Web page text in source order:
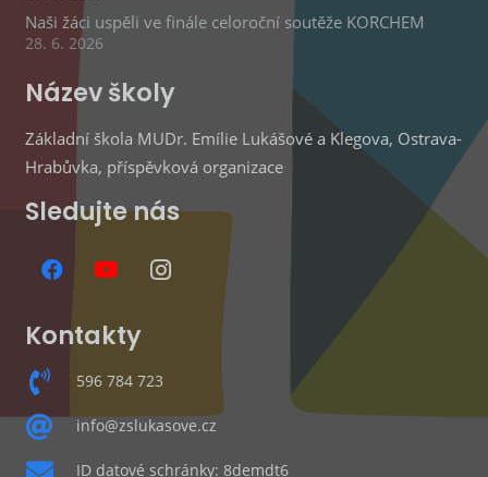
Naši žáci uspěli ve finále celoroční soutěže KORCHEM
28. 6. 2026
Název školy
Základní škola MUDr. Emílie Lukášové a Klegova, Ostrava-
Hrabůvka, příspěvková organizace
Sledujte nás
Kontakty
596 784 723
info@zslukasove.cz
ID datové schránky: 8demdt6